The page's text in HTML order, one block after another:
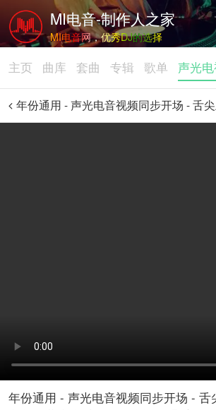
MI电音-制作人之家
MI电音网，优秀DJ的选择
主页 曲库 套曲 专辑 歌单 声光
年份通用 - 声光电音视频同步开场 - 舌尖上的中国 x 金狮拜年 x 恭
年份通用 - 声光电音视频同步开场 - 舌